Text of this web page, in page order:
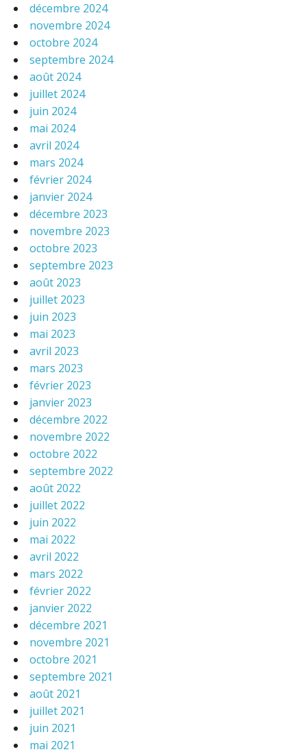
décembre 2024
novembre 2024
octobre 2024
septembre 2024
août 2024
juillet 2024
juin 2024
mai 2024
avril 2024
mars 2024
février 2024
janvier 2024
décembre 2023
novembre 2023
octobre 2023
septembre 2023
août 2023
juillet 2023
juin 2023
mai 2023
avril 2023
mars 2023
février 2023
janvier 2023
décembre 2022
novembre 2022
octobre 2022
septembre 2022
août 2022
juillet 2022
juin 2022
mai 2022
avril 2022
mars 2022
février 2022
janvier 2022
décembre 2021
novembre 2021
octobre 2021
septembre 2021
août 2021
juillet 2021
juin 2021
mai 2021